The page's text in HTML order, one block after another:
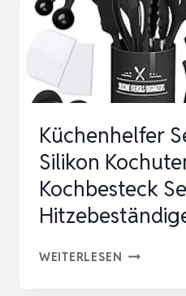
Küchenhelfer
Silikon
Kochbesteck
WEITERLESEN